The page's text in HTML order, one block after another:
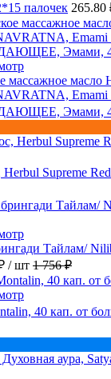
палочек 265.80
массажное
Emami
Эмами,
Supreme
Тайлам/
/ шт 1 756 ₽
40 кап. от